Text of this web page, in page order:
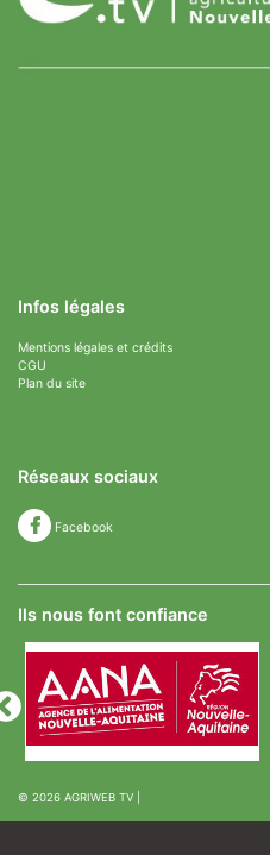
Infos légales
Mentions légales et crédits
CGU
Plan du site
Réseaux sociaux
Facebook
Ils nous font confiance
© 2026 AGRIWEB TV